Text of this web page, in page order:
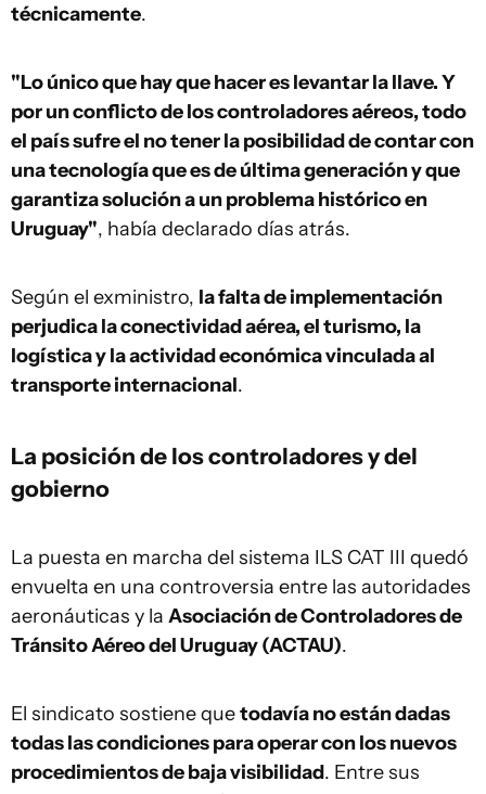
técnicamente.
"Lo único que hay que hacer es levantar la llave. Y
por un conflicto de los controladores aéreos, todo
el país sufre el no tener la posibilidad de contar con
una tecnología que es de última generación y que
garantiza solución a un problema histórico en
Uruguay", había declarado días atrás.
Según el exministro, la falta de implementación
perjudica la conectividad aérea, el turismo, la
logística y la actividad económica vinculada al
transporte internacional.
La posición de los controladores y del
gobierno
La puesta en marcha del sistema ILS CAT III quedó
envuelta en una controversia entre las autoridades
aeronáuticas y la Asociación de Controladores de
Tránsito Aéreo del Uruguay (ACTAU).
El sindicato sostiene quetodavía no están dadas
todas las condiciones para operar con los nuevos
procedimientos de baja visibilidad. Entre sus